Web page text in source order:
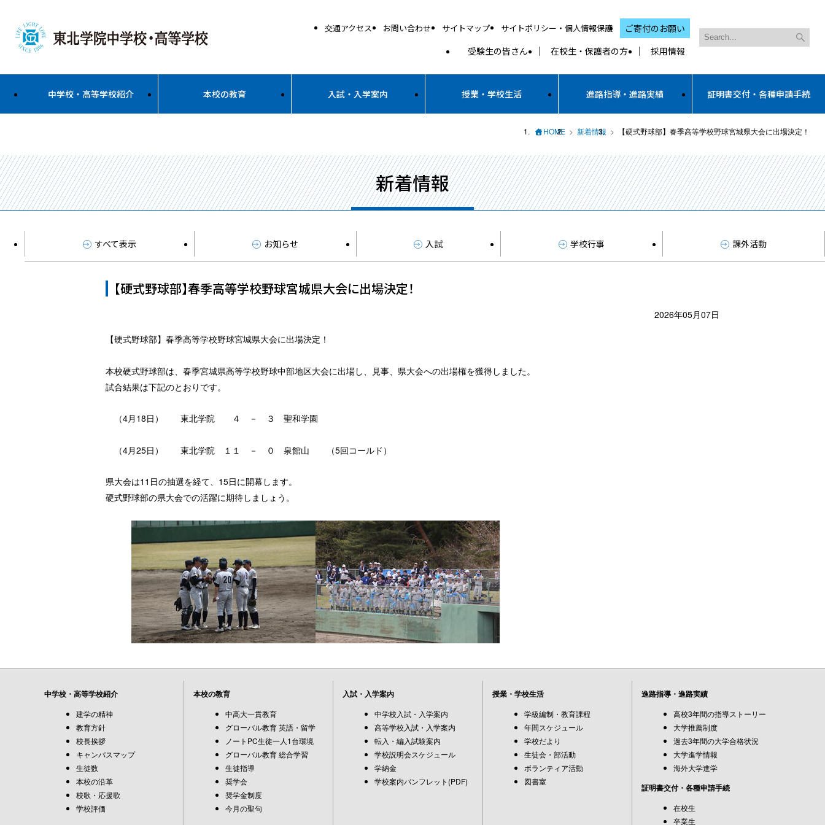
交通アクセス お問い合わせ サイトマップ サイトポリシー・個人情報保護
ご寄付のお願い
受験生の皆さん
在校生・保護者の方 採用情報
中学校・高等学校紹介 本校の教育 入試・入学案内 授業・学校生活 進路指導・進路実績 証明書交付・各種申請手続
HOME 新着情報 【硬式野球部】春季高等学校野球宮城県大会に出場決定！
新着情報
すべて表示 お知らせ 入試 学校行事 課外活動
【硬式野球部】春季高等学校野球宮城県大会に出場決定！
2026年05月07日
【硬式野球部】春季高等学校野球宮城県大会に出場決定！
本校硬式野球部は、春季宮城県高等学校野球中部地区大会に出場し、見事、県大会への出場権を獲得しました。
試合結果は下記のとおりです。
（4月18日） 東北学院 ４ － ３ 聖和学園
（4月25日） 東北学院 １１ － ０ 泉館山 （5回コールド）
県大会は11日の抽選を経て、15日に開幕します。
硬式野球部の県大会での活躍に期待しましょう。
中学校・高等学校紹介
建学の精神
教育方針
校長挨拶
キャンパスマップ
生徒数
本校の沿革
校歌・応援歌
学校評価
本校の教育
中高大一貫教育
グローバル教育 英語・留学
ノートPC生徒一人1台環境
グローバル教育 総合学習
生徒指導
奨学会
奨学金制度
今月の聖句
入試・入学案内
中学校入試・入学案内
高等学校入試・入学案内
転入・編入試験案内
学校説明会スケジュール
学納金
学校案内パンフレット(PDF)
授業・学校生活
学級編制・教育課程
年間スケジュール
学校だより
生徒会・部活動
ボランティア活動
図書室
進路指導・進路実績
高校3年間の指導ストーリー
大学推薦制度
過去3年間の大学合格状況
大学進学情報
海外大学進学
証明書交付・各種申請手続
在校生
卒業生